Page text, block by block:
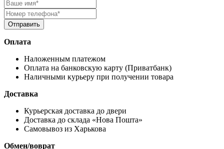
Оплата
Наложенным платежом
Оплата на банковскую карту (Приватбанк)
Наличными курьеру при получении товара
Доставка
Курьерская доставка до двери
Доставка до склада «Нова Пошта»
Самовывоз из Харькова
Обмен/воврат